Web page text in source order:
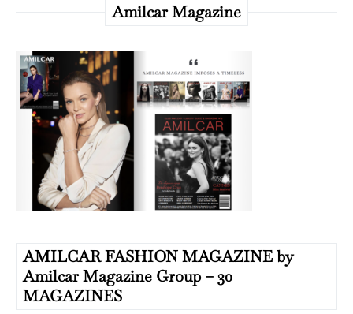
Amilcar Magazine
AMILCAR FASHION MAGAZINE by
Amilcar Magazine Group – 30
MAGAZINES